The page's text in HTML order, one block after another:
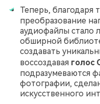
Теперь, благодаря
преобразование
аудиофайлы стало
обширной
создавать
воссоздавая голос
подразумеваются
фотографии,
искусственного